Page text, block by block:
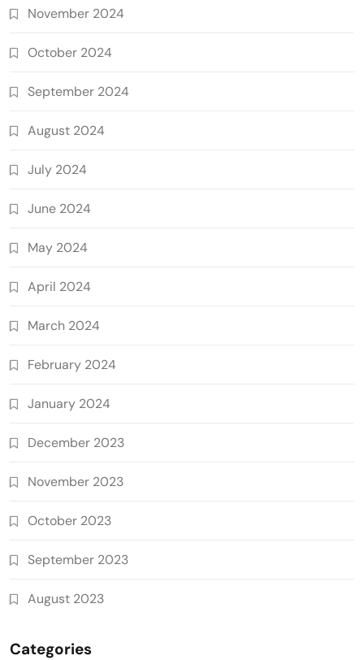
November 2024
October 2024
September 2024
August 2024
July 2024
June 2024
May 2024
April 2024
March 2024
February 2024
January 2024
December 2023
November 2023
October 2023
September 2023
August 2023
Categories